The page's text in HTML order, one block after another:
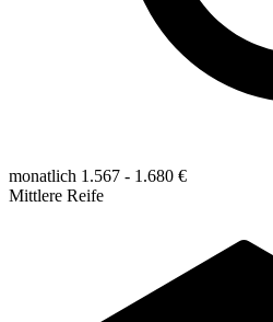
monatlich 1.567 - 1.680 €
Mittlere Reife